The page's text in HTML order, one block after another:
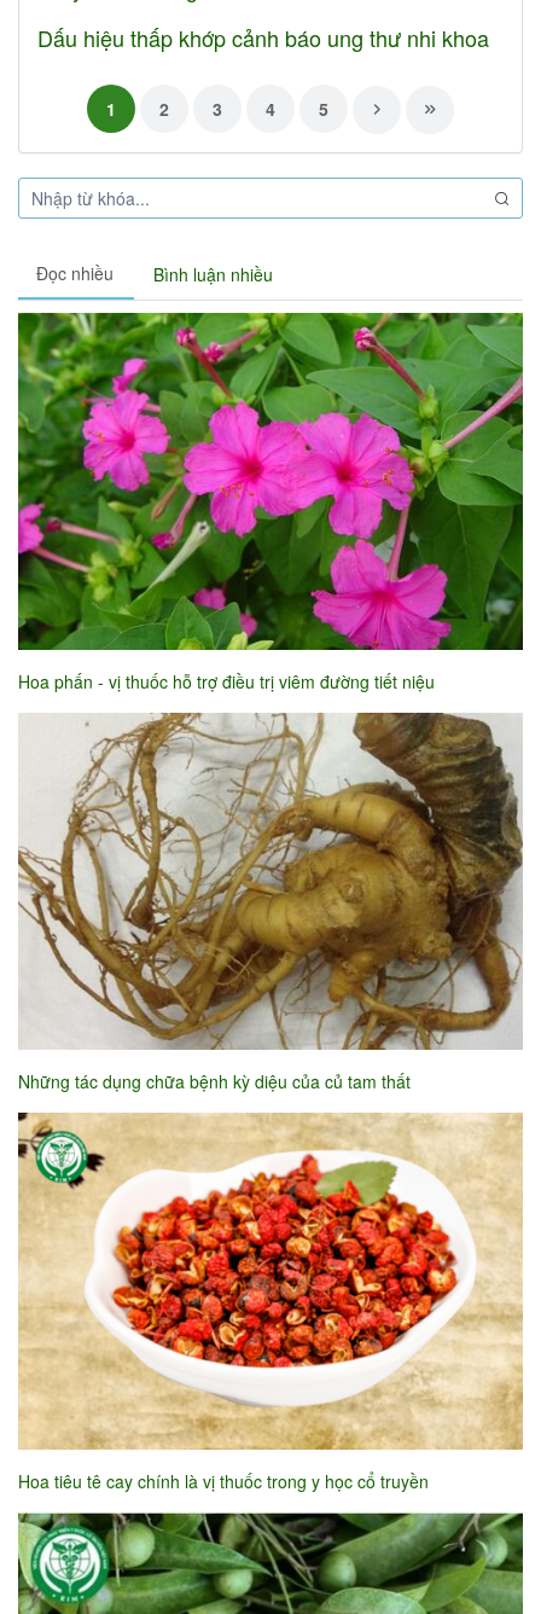
Dấu hiệu thấp khớp cảnh báo ung thư nhi khoa
1 2 3 4 5
Đọc nhiều Bình luận nhiều
Hoa phấn - vị thuốc hỗ trợ điều trị viêm đường tiết niệu
Những tác dụng chữa bệnh kỳ diệu của củ tam thất
Hoa tiêu tê cay chính là vị thuốc trong y học cổ truyền